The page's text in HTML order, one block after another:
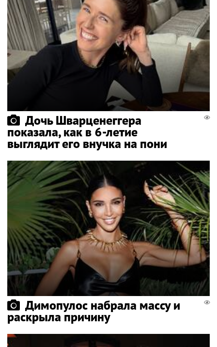
Дочь Шварценеггера
показала, как в 6-летие
выглядит его внучка на пони
Димопулос набрала массу и
раскрыла причину